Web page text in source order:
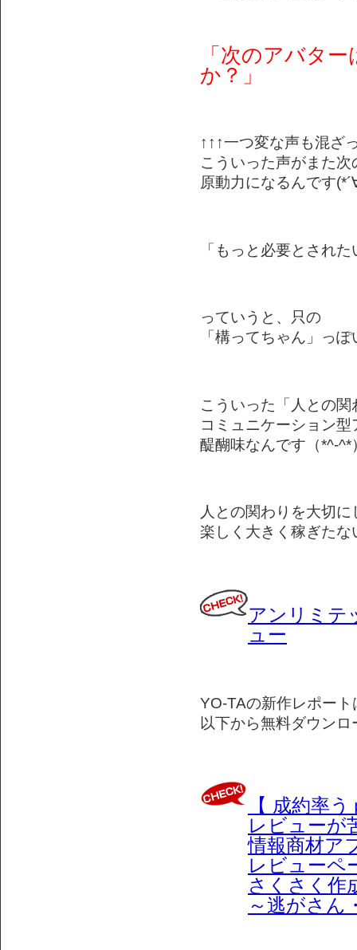
「次のアバタ
か？」
↑↑↑一つ変な声も混ざ
こういった声がまた
原動力になるんです
「もっと必要とされ
っていうと、只の
「構ってちゃん」っ
こういった「人との関
コミュニケーション
醍醐味なんです（*^-^*
人との関わりを大切に
楽しく大きく稼ぎたな
アンリミ
ュー
YO-TAの新作レポート
以下から無料ダウンロ
【 成約率
レビューが
情報商材ア
レビューペ
さくさく作
～逃がさん